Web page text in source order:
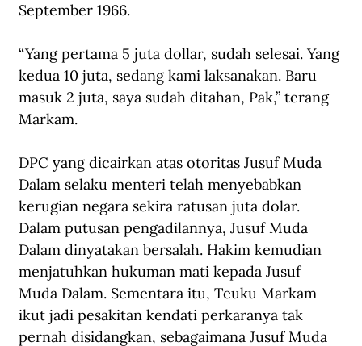
September 1966.
“Yang pertama 5 juta dollar, sudah selesai. Yang
kedua 10 juta, sedang kami laksanakan. Baru
masuk 2 juta, saya sudah ditahan, Pak,” terang
Markam.
DPC yang dicairkan atas otoritas Jusuf Muda
Dalam selaku menteri telah menyebabkan
kerugian negara sekira ratusan juta dolar.
Dalam putusan pengadilannya, Jusuf Muda
Dalam dinyatakan bersalah. Hakim kemudian
menjatuhkan hukuman mati kepada Jusuf
Muda Dalam. Sementara itu, Teuku Markam
ikut jadi pesakitan kendati perkaranya tak
pernah disidangkan, sebagaimana Jusuf Muda